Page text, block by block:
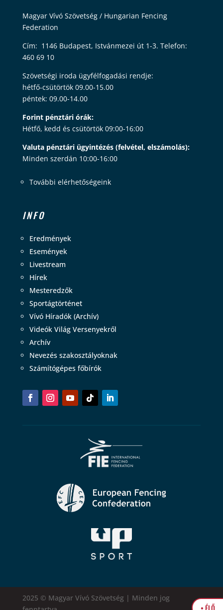
Magyar Vívó Szövetség / Hungarian Fencing
Federation
Cím: 1146 Budapest, Istvánmezei út 1-3. Telefon:
460 69 10
Szövetségi iroda ügyfélfogadási rendje:
hétfő-csütörtök 09.00-15.00
péntek: 09.00-14.00
Forint pénztári órák:
Hétfő, kedd és csütörtök 09:00-16:00
Valuta pénztári ügyintézés (felvétel, elszámolás):
Minden szerdán 10:00-16:00
További elérhetőségeink
INFO
Eredmények
Események
Livestream
Hírek
Mesteredzők
Sportágtörténet
Vívó Híradók (Archív)
Videók Világ Versenyekről
Archív
Nevezés szakosztályoknak
Számítógépes főbírók
2025 © Magyar Vívó Szövetség | Minden jog
• ÉLŐ